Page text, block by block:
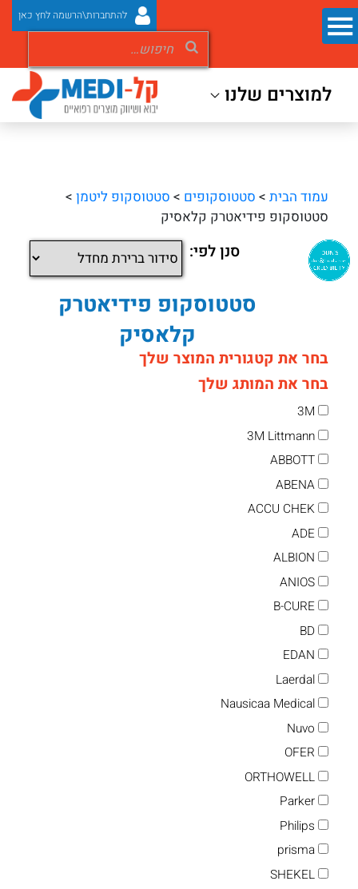
להתחברות\הרשמה לחץ כאן
למוצרים שלנו
עמוד הבית > סטטוסקופים > סטטוסקופ ליטמן >
סטטוסקופ פידיאטרק קלאסיק
סנן לפי:
סטטוסקופ פידיאטרק
קלאסיק
בחר את קטגורית המוצר שלך
בחר את המותג שלך
3M
3M Littmann
ABBOTT
ABENA
ACCU CHEK
ADE
ALBION
ANIOS
B-CURE
BD
EDAN
Laerdal
Nausicaa Medical
Nuvo
OFER
ORTHOWELL
Parker
Philips
prisma
SHEKEL